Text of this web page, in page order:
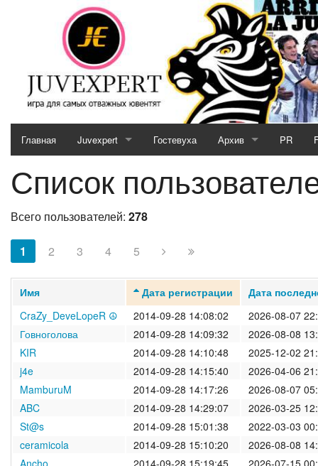
Главная Juvexpert
Новости кубков 2026-27
Гостевуха Архив
2021/2022
2020/2021
2018/2019
2017/2018
2016/2017
PR
Список
Всего пользователей: 278
1 2 3 4 5
Имя Дата регистрации
Дата
CraZy_DeveLopeR ☮️
2014-09-28 14:08:02
2026-08-07
Говноголова
2014-09-28 14:09:32
2026-08-08
KIR
2014-09-28 14:10:48
2025-12-02
j4e
2014-09-28 14:15:40
2026-04-06
MamburuM
2014-09-28 14:17:26
2026-08-07
ABC
2014-09-28 14:29:07
2026-03-25
St@s
2014-09-28 15:01:38
2022-03-03
ceramicola
2014-09-28 15:10:20
2026-08-08
Ancho
2014-09-28 15:19:45
2026-07-15